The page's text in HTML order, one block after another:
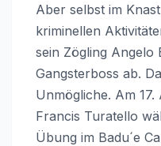
Aber selbst im
kriminellen
sein Zögling Angelo
Gangsterboss ab.
Unmögliche. Am
Francis Turatello
Übung im Badu´e